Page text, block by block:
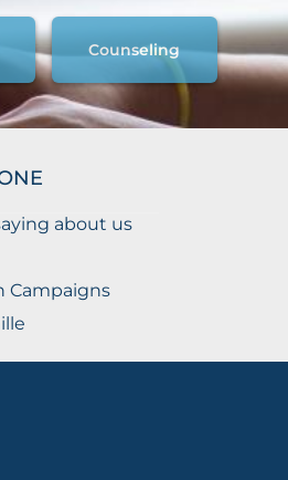
Counseling
about us
Campaigns